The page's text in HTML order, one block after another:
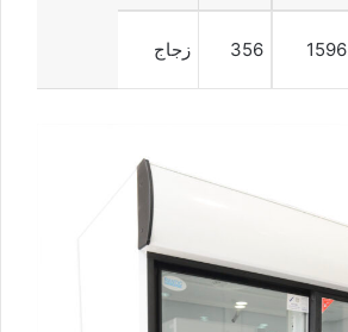
1596
356 زجاج